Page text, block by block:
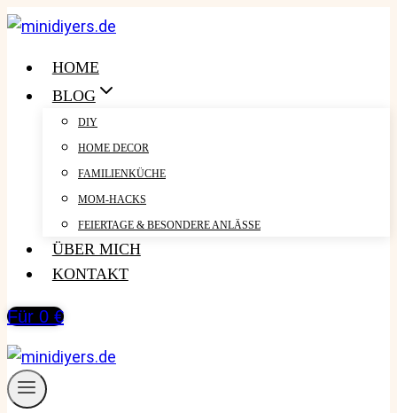
Zum
springenHOME
BLOG
DIY
HOME DECOR
FAMILIENKÜCHE
MOM-HACKS
FEIERTAGE & BESONDERE ANLÄSSE
ÜBER MICH
KONTAKT
Für 0 €